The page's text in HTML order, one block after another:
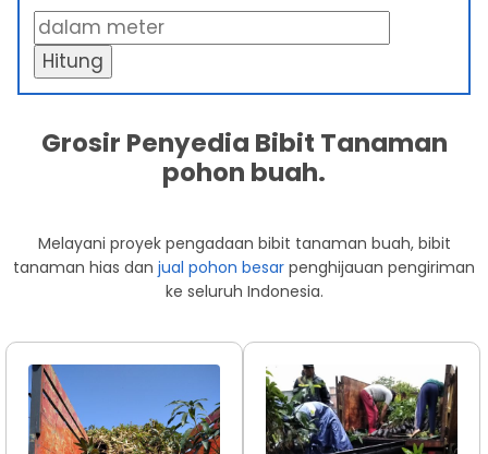
Hitung
Grosir Penyedia Bibit Tanaman
pohon buah.
Melayani proyek pengadaan bibit tanaman buah, bibit
tanaman hias dan jual pohon besar penghijauan pengiriman
ke seluruh Indonesia.